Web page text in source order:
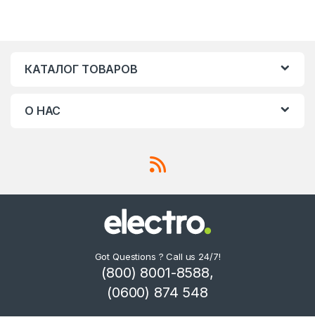
КАТАЛОГ ТОВАРОВ
О НАС
Got Questions ? Call us 24/7!
(800) 8001-8588,
(0600) 874 548